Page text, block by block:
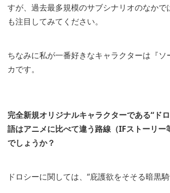
すが、過去最多規模のサブシナリオのなか
も注目してみてください。
ちなみに私が一番好きなキャラクターは『
カです。
完全新規オリジナルキャラクターである“ド
語はアニメに比べて違う路線（IFストーリー
でしょうか？
ドロシーに関しては、“庇護欲をそそる暗黒